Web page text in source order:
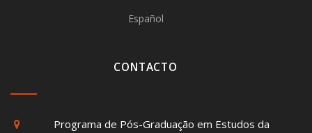
Español
CONTACTO
Programa de Pós-Graduação em Estudos da